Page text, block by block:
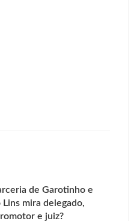
de Garotinho e
Lins mira delegado,
e juiz?